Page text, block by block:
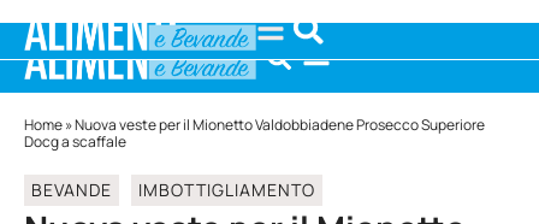
Home»Nuova veste per il Mionetto Valdobbiadene Prosecco Superiore
Docg a scaffale
BEVANDE IMBOTTIGLIAMENTO